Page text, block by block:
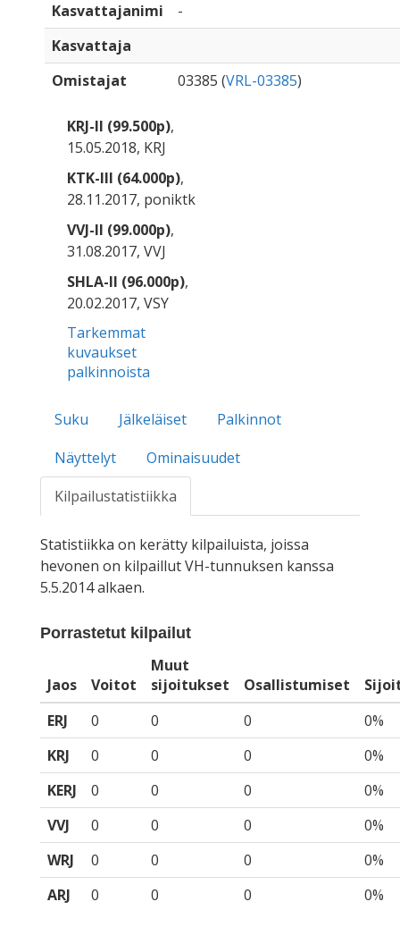
Kasvattajanimi
-
Kasvattaja
Omistajat
03385 (VRL-03385)
KRJ-II (99.500p),
15.05.2018, KRJ
KTK-III (64.000p),
28.11.2017, poniktk
VVJ-II (99.000p),
31.08.2017, VVJ
SHLA-II (96.000p),
20.02.2017, VSY
Tarkemmat
kuvaukset
palkinnoista
Suku Jälkeläiset
Palkinnot
Näyttelyt
Ominaisuudet
Kilpailustatistiikka
Statistiikka on kerätty kilpailuista, joissa
hevonen on kilpaillut VH-tunnuksen kanssa
5.5.2014 alkaen.
Porrastetut kilpailut
Jaos Voitot
Muut
sijoitukset
Osallistumiset
ERJ
0 0 0
0%
KRJ
0 0 0
0%
KERJ
0 0 0
0%
VVJ
0 0 0
0%
WRJ
0 0 0
0%
ARJ
0 0 0 0%